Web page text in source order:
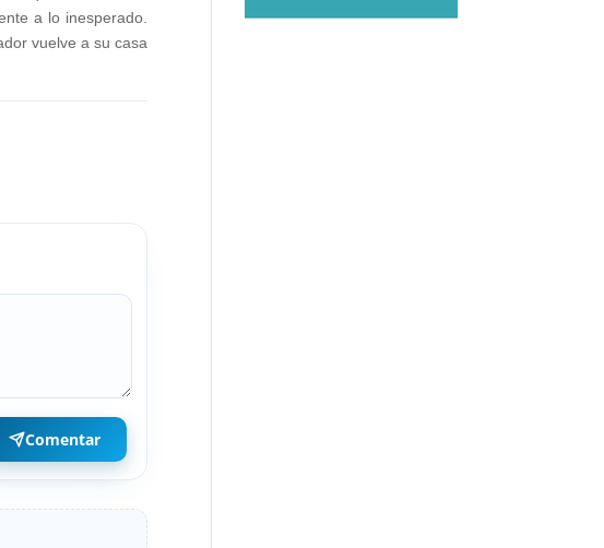
a lo inesperado.
vuelve a su casa
Comentar